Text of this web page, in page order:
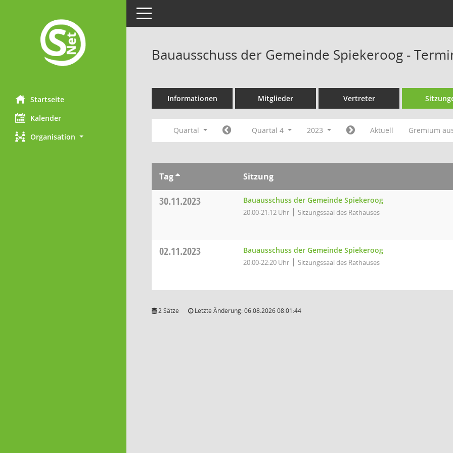
Startseite
Kalender
Organisation
Toggle navigation
Bauausschuss der Gemeinde Spiekeroog -
Informationen Mitglieder Vertreter
Quartal Quartal 4 2023 Aktuell Gremium
Tag Sitzung
30.11.2023 Bauausschuss der Gemeinde Spiekeroog
20:00-21:12 Uhr Sitzungssaal des Rathauses
02.11.2023 Bauausschuss der Gemeinde Spiekeroog
20:00-22:20 Uhr Sitzungssaal des Rathauses
2 Sätze Letzte Änderung: 06.08.2026 08:01:44